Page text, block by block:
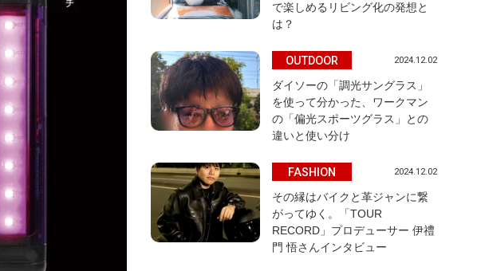
で楽しめるリビング化の発想と
は？
OUTDOOR 2024.12.02
ダイソーの「調光サングラス」
を使って分かった、ワークマン
の「偏光スポーツグラス」との
違いと使い分け
FASHION 2024.12.02
その縁はバイクと革ジャンに繋
がってゆく。「TOUR
RECORD」プロデューサー 伊禮
門 悟さんインタビュー